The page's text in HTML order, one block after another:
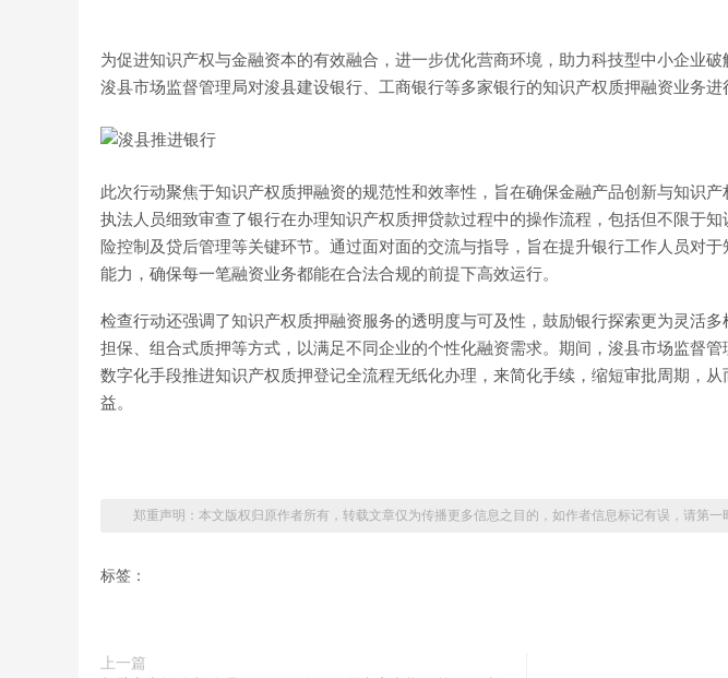
为促进知识产权与金融资本的有效融合，进一步优化营商环境，助力科技型中小企业
浚县市场监督管理局对浚县建设银行、工商银行等多家银行的知识产权质押融资业务进
此次行动聚焦于知识产权质押融资的规范性和效率性，旨在确保金融产品创新与知识产
执法人员细致审查了银行在办理知识产权质押贷款过程中的操作流程，包括但不限于
险控制及贷后管理等关键环节。通过面对面的交流与指导，旨在提升银行工作人员对
能力，确保每一笔融资业务都能在合法合规的前提下高效运行。
检查行动还强调了知识产权质押融资服务的透明度与可及性，鼓励银行探索更为灵活
担保、组合式质押等方式，以满足不同企业的个性化融资需求。期间，浚县市场监督
数字化手段推进知识产权质押登记全流程无纸化办理，来简化手续，缩短审批周期，
益。
郑重声明：本文版权归原作者所有，转载文章仅为传播更多信息之目的，如作者信息标记有误，请第一
标签：
上一篇